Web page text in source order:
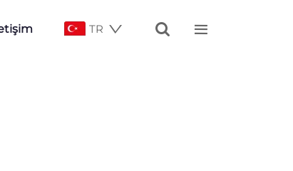
TR  